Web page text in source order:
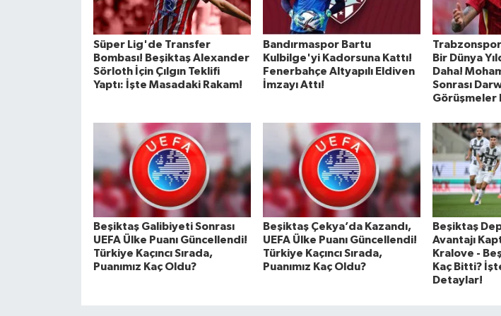
Süper Lig'de Transfer
Bombası! Beşiktaş Alexander
Sörloth İçin Çılgın Teklifi
Yaptı: İşte Masadaki Rakam!
Bandırmaspor Bartu
Kulbilge'yi Kadorsuna Kattı!
Fenerbahçe Altyapılı Eldiven
İmzayı Attı!
Bir Dünya
Daha!
Sonrası
Görüşmeler
Beşiktaş Galibiyeti Sonrası
UEFA Ülke Puanı Güncellendi!
Türkiye Kaçıncı Sırada,
Puanımız Kaç Oldu?
Beşiktaş Çekya’da Kazandı,
UEFA Ülke Puanı Güncellendi!
Türkiye Kaçıncı Sırada,
Puanımız Kaç Oldu?
Beşiktaş
Avantajı
Kralove -
Kaç Bitti?
Detaylar!